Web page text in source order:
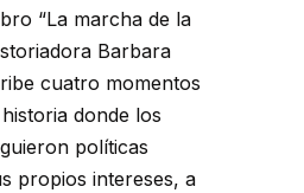
“La marcha de la
Barbara
cuatro momentos
donde los
políticas
propios intereses, a